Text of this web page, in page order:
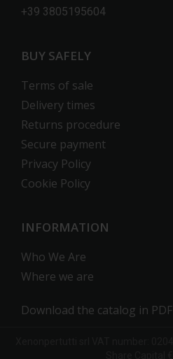
+39 3805195604
BUY SAFELY
Terms of sale
Delivery times
Returns procedure
Secure payment
Privacy Policy
Cookie Policy
INFORMATION
Who We Are
Where we are
Download the catalog in PDF